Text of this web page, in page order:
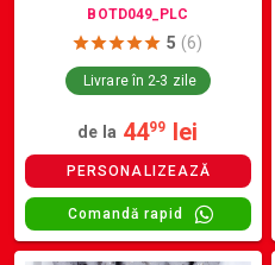
BOTD049_PLC
5 (6)
Livrare în 2-3 zile
de la 4499 lei
PERSONALIZEAZĂ
Comandă rapid